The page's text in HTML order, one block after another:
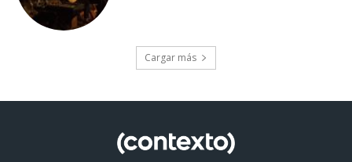
Cargar más